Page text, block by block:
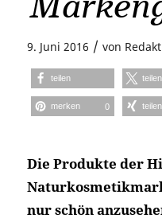
9. Juni 2016 / von
teilen teilen
merken 0 teilen
Die Produkte der
nur schön